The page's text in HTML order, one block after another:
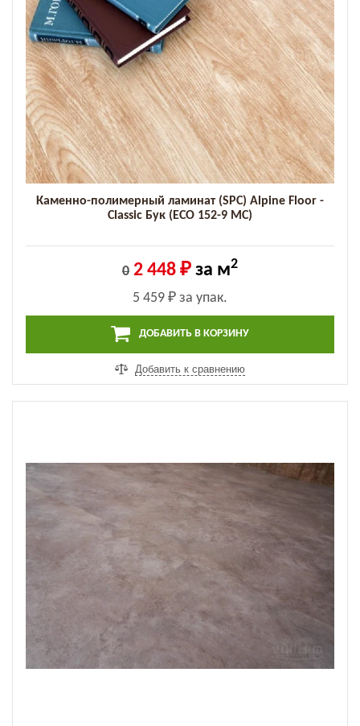
Каменно-полимерный ламинат (SPC) Alpine Floor -
Classic Бук (ECO 152-9 MC)
0 2 448 ₽ за м2
5 459 ₽ за упак.
ДОБАВИТЬ В КОРЗИНУ
Добавить к сравнению